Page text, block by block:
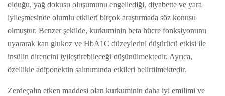
olduğu, yağ dokusu oluşumunu engellediği, diyabette ve yara
iyileşmesinde olumlu etkileri birçok araştırmada söz konusu
olmuştur. Benzer şekilde, kurkuminin beta hücre fonksiyonunu
uyararak kan glukoz ve HbA1C düzeylerini düşürücü etkisi ile
insülin direncini iyileştirebileceği düşünülmektedir. Ayrıca,
özellikle adiponektin salınımında etkileri belirtilmektedir.
Zerdeçalın etken maddesi olan kurkuminin daha iyi emilimi ve